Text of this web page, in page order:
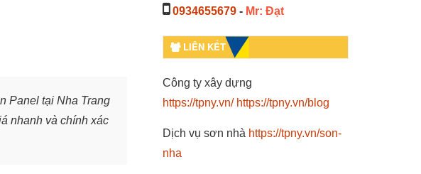
Panel tại Nha Trang
nhanh và chính xác
0934655679- Mr: Đạt
LIÊN KẾT
Công ty xây dựng
https://tpny.vn/ https://tpny.vn/blog
Dịch vụ sơn nhà https://tpny.vn/son-
nha